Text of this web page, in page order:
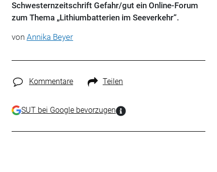
Schwesternzeitschrift Gefahr/gut ein Online-Forum
zum Thema „Lithiumbatterien im Seeverkehr“.
von Annika Beyer
Kommentare Teilen
SUT bei Google bevorzugen